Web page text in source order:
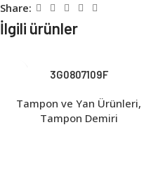
Share:
İlgili ürünler
3G0807109F
Tampon ve Yan Ürünleri,
Tampon Demiri